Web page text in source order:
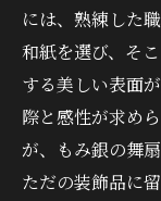
には、熟練した
和紙を選び、そ
する美しい表面
際と感性が求め
が、もみ銀の舞
ただの装飾品に